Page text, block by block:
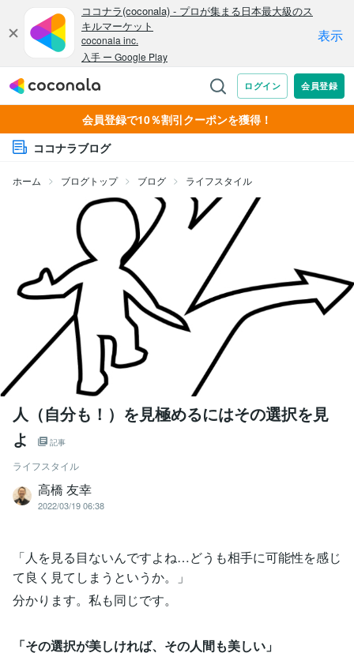
会員登録で10％割引クーポンを獲得！
ココナラブログ
ホーム ブログトップ ブログ ライフスタイル
人（自分も！）を見極めるにはその選択を見
よ
記事
ライフスタイル
高橋 友幸
2022/03/19 06:38
「人を見る目ないんですよね…どうも相手に可能性を感じ
て良く見てしまうというか。」
分かります。私も同じです。
「その選択が美しければ、その人間も美しい」